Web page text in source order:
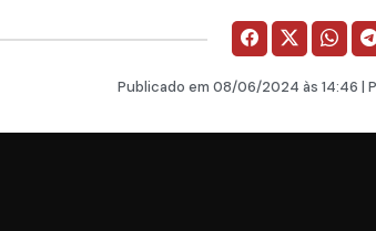
Publicado em 08/06/2024 às 14:46 |